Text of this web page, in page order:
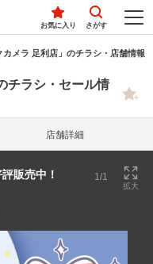
お気に入り さがす
カメラ 足利店」のチラシ・店舗情報
チラシ・セール情
店舗詳細
販売中！ 1/1
拡大